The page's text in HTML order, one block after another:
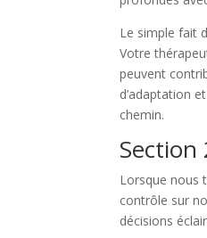
Le simple fait
Votre
peuvent
d’adaptation
chemin.
Lorsque nous
contrôle sur
décisions